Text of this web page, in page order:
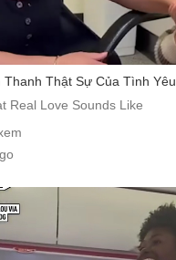
Thanh Thật Sự Của Tình Yêu
Real Love Sounds Like